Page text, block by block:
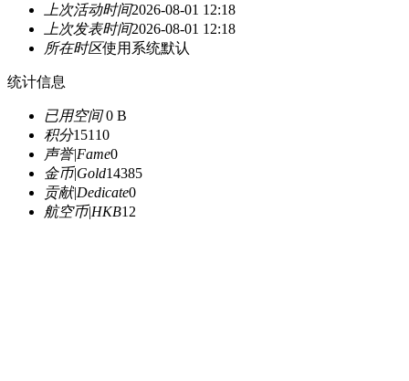
上次活动时间2026-08-01 12:18
上次发表时间2026-08-01 12:18
所在时区使用系统默认
统计信息
已用空间0 B
积分15110
声誉|Fame0
金币|Gold14385
贡献|Dedicate0
航空币|HKB12